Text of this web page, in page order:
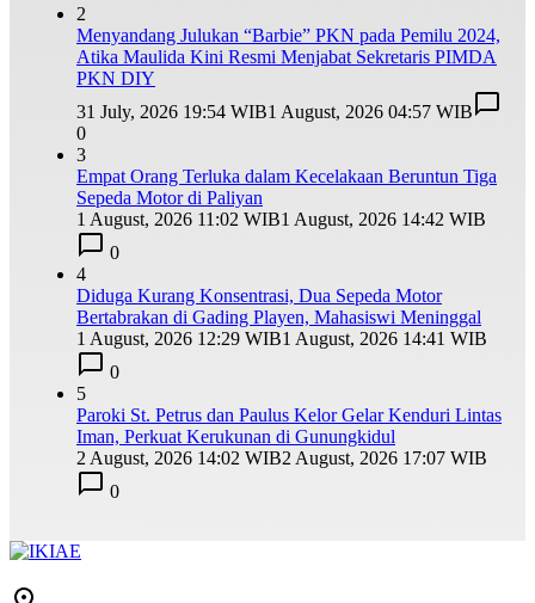
2
Menyandang Julukan “Barbie” PKN pada Pemilu 2024,
Atika Maulida Kini Resmi Menjabat Sekretaris PIMDA
PKN DIY
31 July, 2026 19:54 WIB1 August, 2026 04:57 WIB
0
3
Empat Orang Terluka dalam Kecelakaan Beruntun Tiga
Sepeda Motor di Paliyan
1 August, 2026 11:02 WIB1 August, 2026 14:42 WIB
0
4
Diduga Kurang Konsentrasi, Dua Sepeda Motor
Bertabrakan di Gading Playen, Mahasiswi Meninggal
1 August, 2026 12:29 WIB1 August, 2026 14:41 WIB
0
5
Paroki St. Petrus dan Paulus Kelor Gelar Kenduri Lintas
Iman, Perkuat Kerukunan di Gunungkidul
2 August, 2026 14:02 WIB2 August, 2026 17:07 WIB
0